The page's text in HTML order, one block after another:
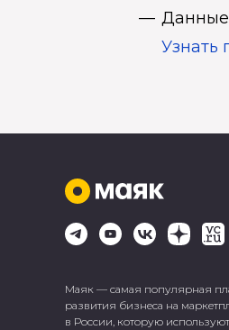
Данные
Узнать
Маяк — самая популярная
развития бизнеса на
в России, которую